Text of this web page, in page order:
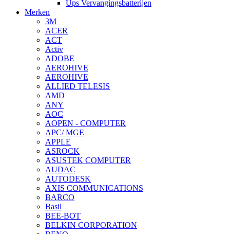
Ups Vervangingsbatterijen
Merken
3M
ACER
ACT
Activ
ADOBE
AEROHIVE
AEROHIVE
ALLIED TELESIS
AMD
ANY
AOC
AOPEN - COMPUTER
APC/ MGE
APPLE
ASROCK
ASUSTEK COMPUTER
AUDAC
AUTODESK
AXIS COMMUNICATIONS
BARCO
Basil
BEE-BOT
BELKIN CORPORATION